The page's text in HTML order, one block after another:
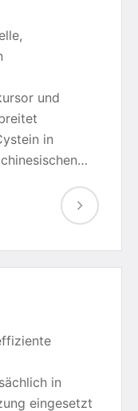
und
in
in
eingesetzt